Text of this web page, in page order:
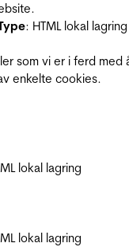
: HTML lokal lagring
som vi er i ferd med
enkelte cookies.
lokal lagring
lokal lagring